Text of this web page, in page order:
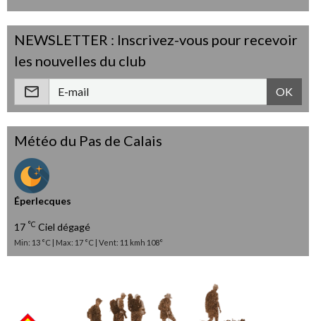
NEWSLETTER : Inscrivez-vous pour recevoir
les nouvelles du club
OK
Météo du Pas de Calais
Éperlecques
17 °C Ciel dégagé
Min: 13 °C | Max: 17 °C | Vent: 11 kmh 108°